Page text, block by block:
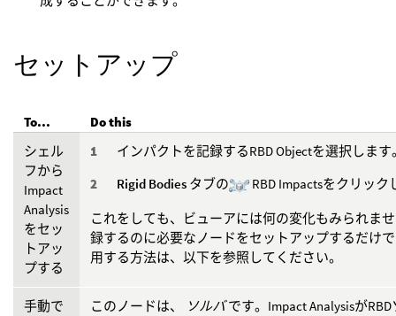
セットアップ
To...
Do this
シェル
フから
Impact
Analysis
をセッ
トアッ
プする
インパクトを記録するRBD Objectを選択します
Rigid Bodies タブの RBD Impactsをクリック
これをしても、ビューアには何の変化もみられま
録するのに必要なノードをセットアップするだけ
用する方法は、以下を参照してください。
手動で
このノードは、 ソルバです。Impact Analysisが